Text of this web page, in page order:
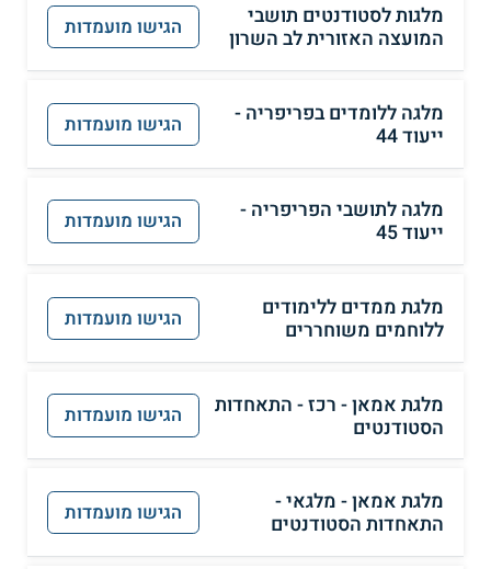
מלגות לסטודנטים תושבי
המועצה האזורית לב השרון
הגישו מועמדות
מלגה ללומדים בפריפריה -
ייעוד 44
הגישו מועמדות
מלגה לתושבי הפריפריה -
ייעוד 45
הגישו מועמדות
מלגת ממדים ללימודים
ללוחמים משוחררים
הגישו מועמדות
מלגת אמאן - רכז - התאחדות
הסטודנטים
הגישו מועמדות
מלגת אמאן - מלגאי -
התאחדות הסטודנטים
הגישו מועמדות